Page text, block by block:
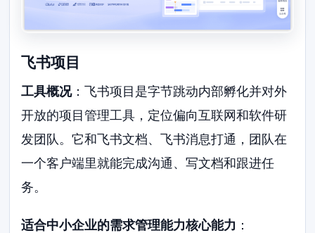
飞书项目
工具概况：飞书项目是字节跳动内部孵化并对外
开放的项目管理工具，定位偏向互联网和软件研
发团队。它和飞书文档、飞书消息打通，团队在
一个客户端里就能完成沟通、写文档和跟进任
务。
适合中小企业的需求管理能力核心能力 ：